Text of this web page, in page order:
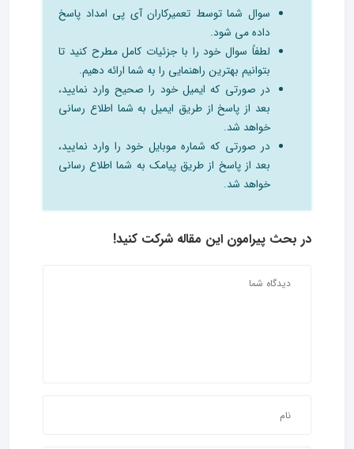
سوال شما توسط تعمیرکاران آی پی امداد پاسخ
داده می شود.
لطفاً سوال خود را با جزئیات کامل مطرح کنید تا
بتوانیم بهترین راهنمایی را به شما ارائه دهیم.
در صورتی که ایمیل خود را صحیح وارد نمایید،
بعد از پاسخ از طریق ایمیل به شما اطلاع رسانی
خواهد شد.
در صورتی که شماره موبایل خود را وارد نمایید،
بعد از پاسخ از طریق پیامک به شما اطلاع رسانی
خواهد شد.
در بحث‌ پیرامون این مقاله شرکت کنید!